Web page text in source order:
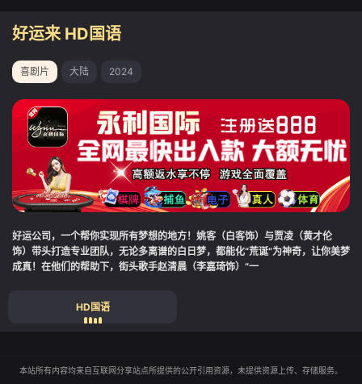
好运来 HD国语
喜剧片 大陆 2024
好运公司，一个帮你实现所有梦想的地方！姚客（白客饰）与贾凌（黄才伦
饰）带头打造专业团队，无论多离谱的白日梦，都能化“荒诞”为神奇，让你美梦
成真！在他们的帮助下，街头歌手赵清晨（李嘉琦饰）“一
HD国语
本站所有内容均来自互联网分享站点所提供的公开引用资源，未提供资源上传、存储服务。